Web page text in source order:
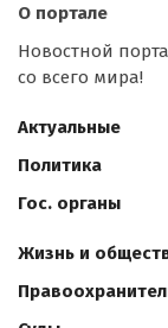
О портале
Новостной
со всего мира!
Актуальные
Политика
Гос. органы
Жизнь и